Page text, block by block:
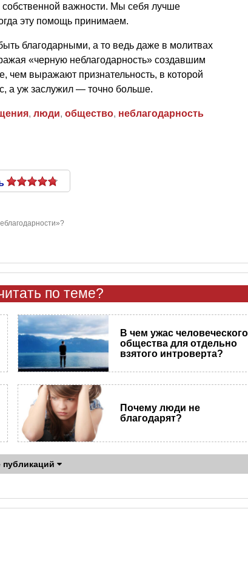
собственной важности. Мы себя лучше
эту помощь принимаем.
благодарными, а то ведь даже в молитвах
«черную неблагодарность» создавшим
чем выражают признательность, в которой
а уж заслужил — точно больше.
, люди, общество, неблагодарность
по теме?
В чем ужас человеческого
общества для отдельно
взятого интроверта?
Почему люди не
благодарят?
публикаций